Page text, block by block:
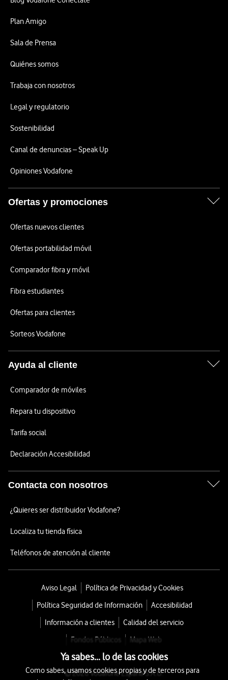
Plan Amigo
Sala de Prensa
Quiénes somos
Trabaja con nosotros
Legal y regulatorio
Sostenibilidad
Canal de denuncias – Speak Up
Opiniones Vodafone
Ofertas y promociones
Ofertas nuevos clientes
Ofertas portabilidad móvil
Comparador fibra y móvil
Fibra estudiantes
Ofertas para clientes
Sorteos Vodafone
Ayuda al cliente
Comparador de móviles
Repara tu dispositivo
Tarifa social
Declaración Accesibilidad
Contacta con nosotros
¿Quieres ser distribuidor Vodafone?
Localiza tu tienda física
Teléfonos de atención al cliente
Aviso Legal
Política de Privacidad y Cookies
Política Seguridad de Información
Accesibilidad
Información a clientes
Calidad del servicio
Fondos Públicos
Mapa Web
© 2026 Vodafone España S.A.U.
Ya sabes... lo de las cookies
Como sabes, usamos cookies propias y de terceros para